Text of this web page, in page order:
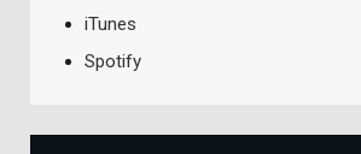
iTunes
Spotify